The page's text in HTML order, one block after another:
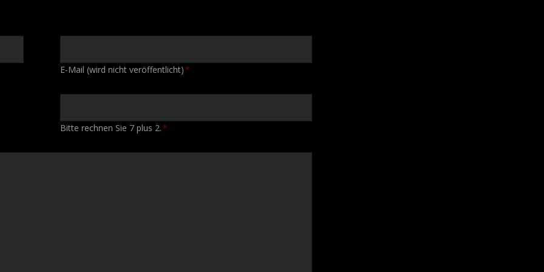
Pflichtfeld
E-Mail (wird nicht veröffentlicht)*
Bitte rechnen Sie 7 plus 2.*